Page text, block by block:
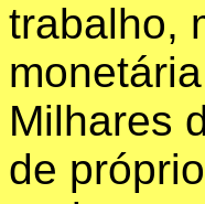
trabalho,
Milhares
de